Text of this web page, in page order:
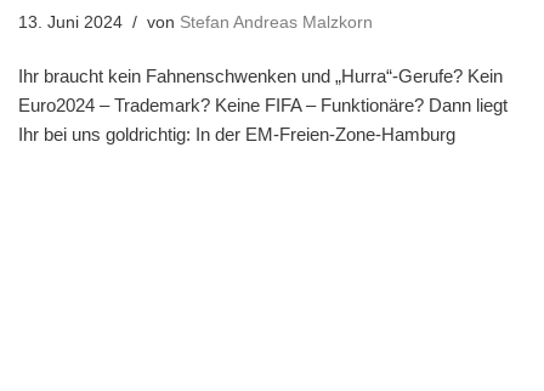
13. Juni 2024 von Stefan Andreas Malzkorn
Ihr braucht kein Fahnenschwenken und „Hurra“-Gerufe? Kein
Euro2024 – Trademark? Keine FIFA – Funktionäre? Dann liegt
Ihr bei uns goldrichtig: In der EM-Freien-Zone-Hamburg